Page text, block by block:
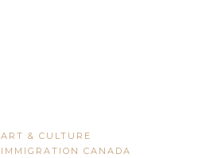
ART & CULTURE
IMMIGRATION CANADA